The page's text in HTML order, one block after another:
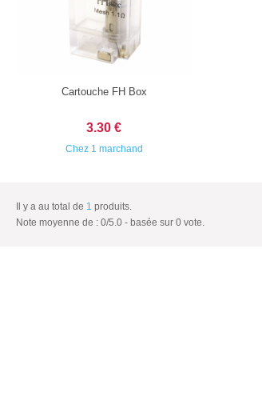
Cartouche FH Box
3.30 €
Chez 1 marchand
Il y a au total de 1 produits.
Note moyenne de : 0/5.0 - basée sur 0 vote.